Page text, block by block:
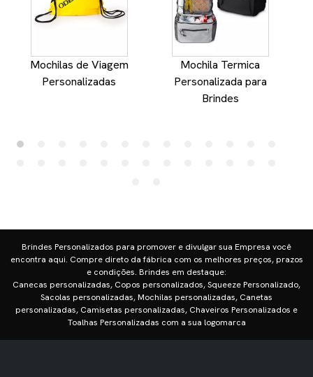
Mochilas de Viagem
Personalizadas
Mochila Termica
Personalizada para
Brindes
Brindes Personalizados para promover e divulgar sua Empresa você
encontra aqui. Compre direto da fábrica com os melhores preços, prazos
e condições. Brindes em destaque:
Canecas personalizadas, Copos personalizados, Squeeze Personalizado,
Sacolas personalizadas, Mochilas personalizadas, Canetas
personalizadas, Camisetas personalizadas, Chaveiros Personalizados e
Toalhas Personalizadas com a sua logomarca